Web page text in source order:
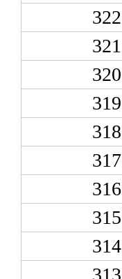
322
321
320
319
318
317
316
315
314
313